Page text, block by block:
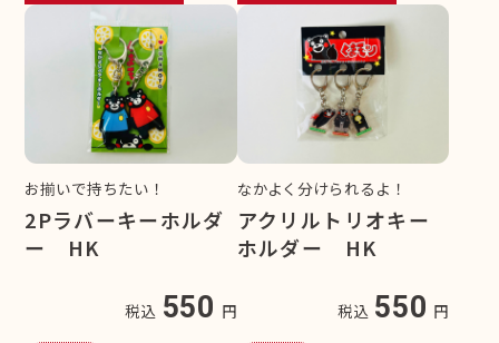
お揃いで持ちたい！
2Pラバーキーホルダ
ー HK
税込 550 円
なかよく分けられるよ！
アクリルトリオキー
ホルダー HK
税込 550 円